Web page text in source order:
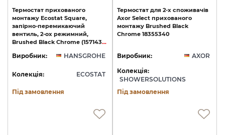
Термостат прихованого
монтажу Ecostat Square,
запірно-перемикаючий
вентиль, 2-ох режимний,
Brushed Black Chrome (15714340)
Виробник: HANSGROHE
Колекція: ECOSTAT
Під замовлення
Термостат для 2-х споживачів
Axor Select прихованого
монтажу Brushed Black
Chrome 18355340
Виробник:
AXOR
Колекція:
SHOWERSOLUTIONS
Під замовлення